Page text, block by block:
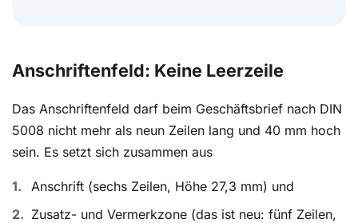
Anschriftenfeld: Keine Leerzeile
Das Anschriftenfeld darf beim Geschäftsbrief nach DIN
5008 nicht mehr als neun Zeilen lang und 40 mm hoch
sein. Es setzt sich zusammen aus
Anschrift (sechs Zeilen, Höhe 27,3 mm) und
Zusatz- und Vermerkzone (das ist neu: fünf Zeilen,